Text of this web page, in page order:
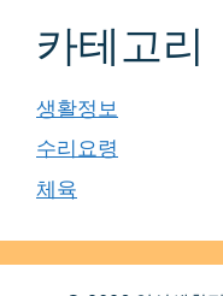
카테고리
생활정보
수리요령
체육